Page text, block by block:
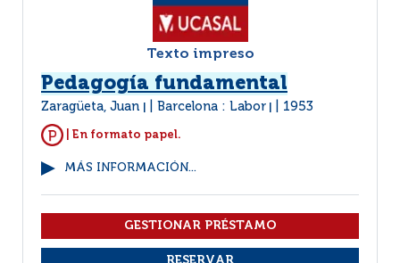
Texto impreso
Pedagogía fundamental
Zaragüeta, Juan Barcelona : Labor 1953
| En formato papel.
MÁS INFORMACIÓN...